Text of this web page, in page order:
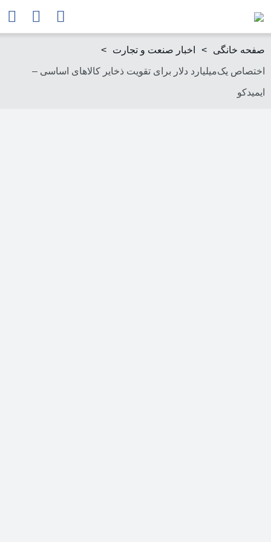
صفحه خانگی > اخبار صنعت و تجارت >
اختصاص یک‌میلیارد دلار برای تقویت ذخایر کالاهای اساسی –
ایمیدکو